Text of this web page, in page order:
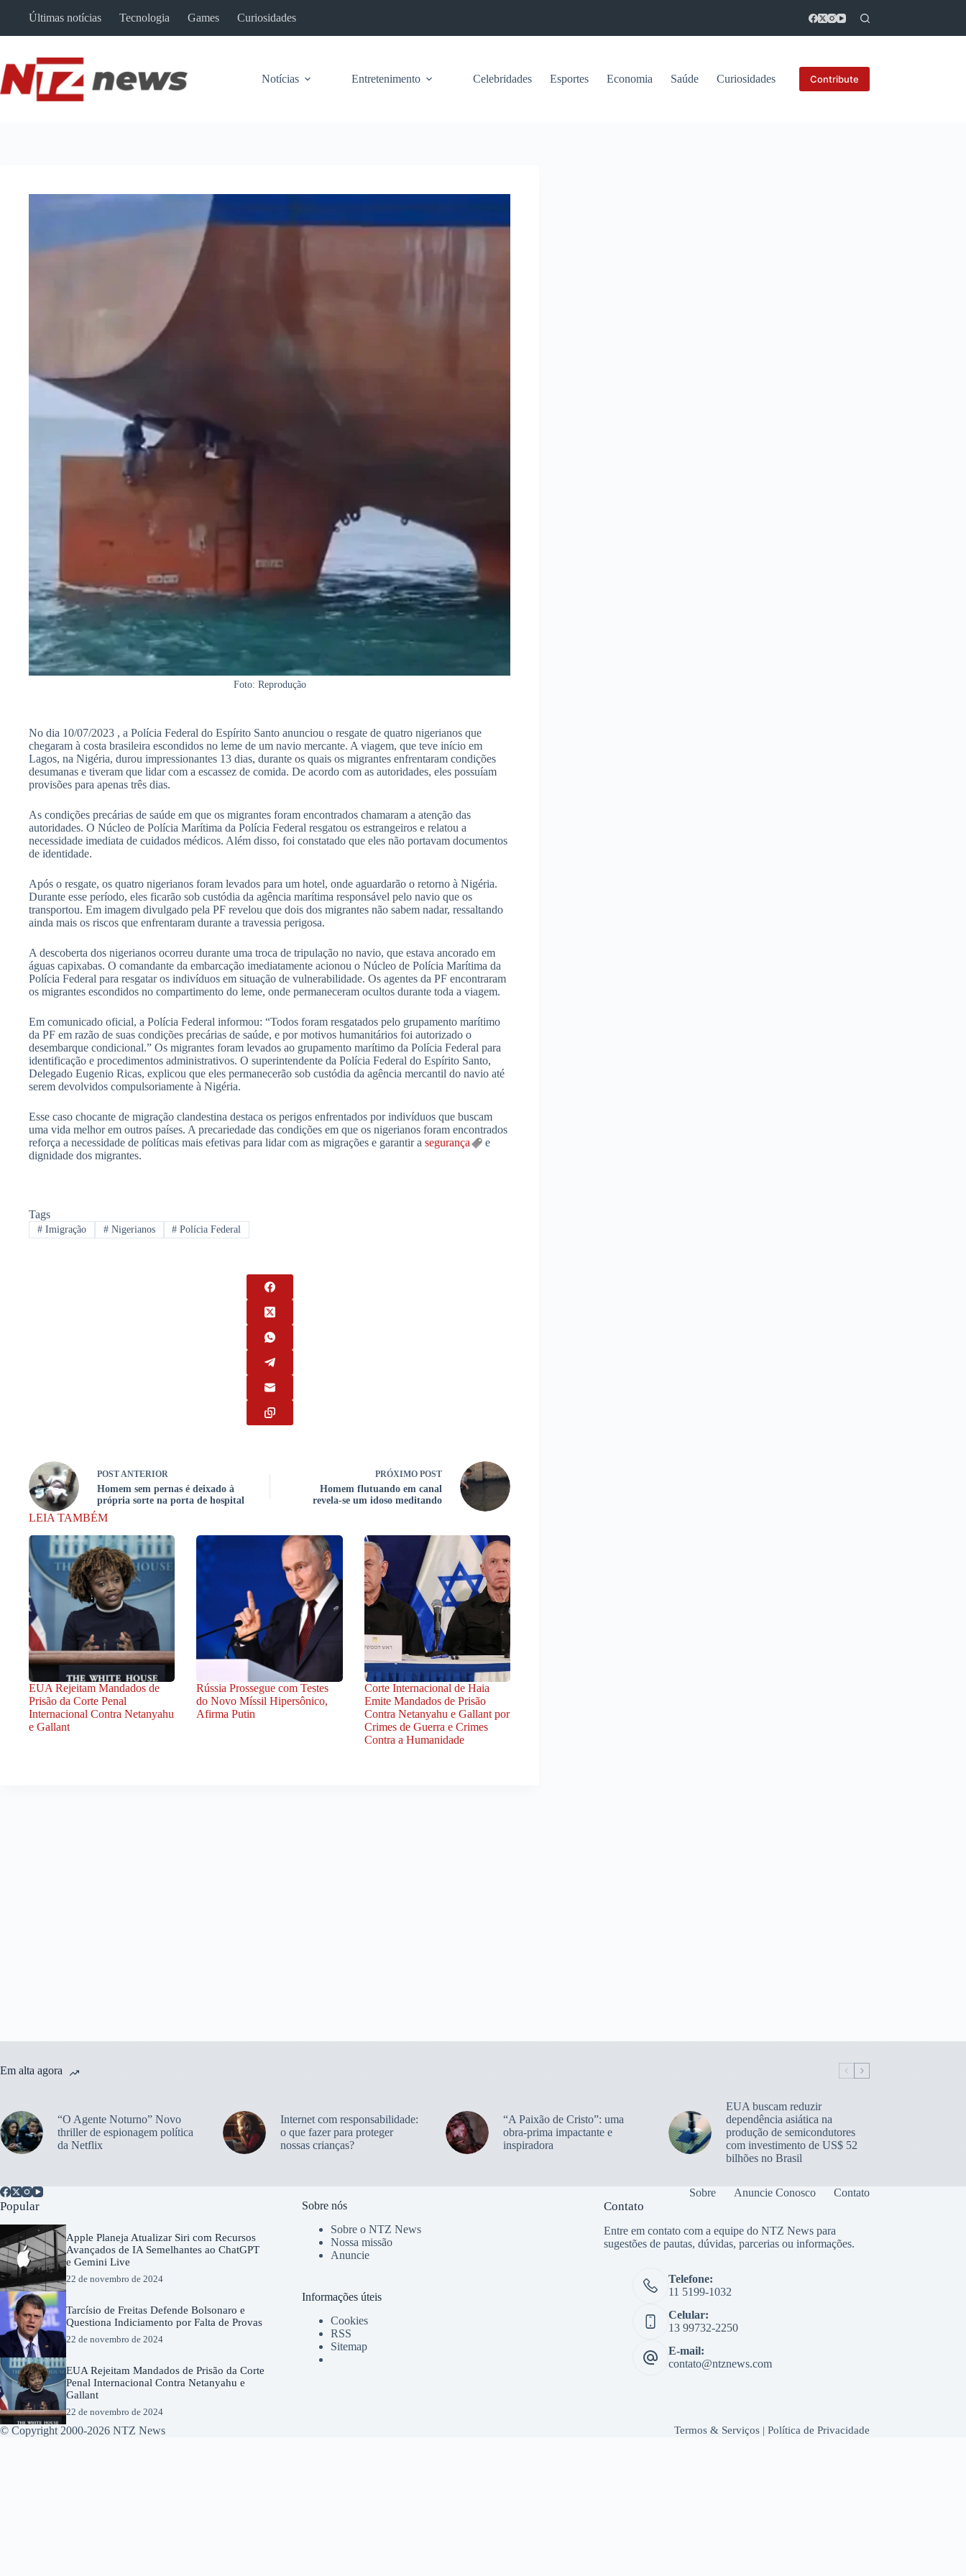
Últimas notícias Tecnologia Games Curiosidades
Notícias Entretenimento Celebridades Esportes Economia Saúde Curiosidades Contribute
Foto: Reprodução
No dia 10/07/2023 , a Polícia Federal do Espírito Santo anunciou o resgate de quatro nigerianos que
chegaram à costa brasileira escondidos no leme de um navio mercante. A viagem, que teve início em
Lagos, na Nigéria, durou impressionantes 13 dias, durante os quais os migrantes enfrentaram condições
desumanas e tiveram que lidar com a escassez de comida. De acordo com as autoridades, eles possuíam
provisões para apenas três dias.
As condições precárias de saúde em que os migrantes foram encontrados chamaram a atenção das
autoridades. O Núcleo de Polícia Marítima da Polícia Federal resgatou os estrangeiros e relatou a
necessidade imediata de cuidados médicos. Além disso, foi constatado que eles não portavam documentos
de identidade.
Após o resgate, os quatro nigerianos foram levados para um hotel, onde aguardarão o retorno à Nigéria.
Durante esse período, eles ficarão sob custódia da agência marítima responsável pelo navio que os
transportou. Em imagem divulgado pela PF revelou que dois dos migrantes não sabem nadar, ressaltando
ainda mais os riscos que enfrentaram durante a travessia perigosa.
A descoberta dos nigerianos ocorreu durante uma troca de tripulação no navio, que estava ancorado em
águas capixabas. O comandante da embarcação imediatamente acionou o Núcleo de Polícia Marítima da
Polícia Federal para resgatar os indivíduos em situação de vulnerabilidade. Os agentes da PF encontraram
os migrantes escondidos no compartimento do leme, onde permaneceram ocultos durante toda a viagem.
Em comunicado oficial, a Polícia Federal informou: “Todos foram resgatados pelo grupamento marítimo
da PF em razão de suas condições precárias de saúde, e por motivos humanitários foi autorizado o
desembarque condicional.” Os migrantes foram levados ao grupamento marítimo da Polícia Federal para
identificação e procedimentos administrativos. O superintendente da Polícia Federal do Espírito Santo,
Delegado Eugenio Ricas, explicou que eles permanecerão sob custódia da agência mercantil do navio até
serem devolvidos compulsoriamente à Nigéria.
Esse caso chocante de migração clandestina destaca os perigos enfrentados por indivíduos que buscam
uma vida melhor em outros países. A precariedade das condições em que os nigerianos foram encontrados
reforça a necessidade de políticas mais efetivas para lidar com as migrações e garantir a segurança
e
dignidade dos migrantes.
Tags
#Imigração #Nigerianos # Polícia Federal
POSTANTERIOR
Homem sem pernas é deixado à
própria sorte na porta de hospital
PRÓXIMO POST
Homem flutuando em canal
revela-se um idoso meditando
LEIA TAMBÉM
EUA Rejeitam Mandados de
Prisão da Corte Penal
Internacional Contra Netanyahu
e Gallant
Rússia Prossegue com Testes
do Novo Míssil Hipersônico,
Afirma Putin
Corte Internacional de Haia
Emite Mandados de Prisão
Contra Netanyahu e Gallant por
Crimes de Guerra e Crimes
Contra a Humanidade
Em alta agora
“O Agente Noturno” Novo
thriller de espionagem política
da Netflix
Internet com responsabilidade:
o que fazer para proteger
nossas crianças?
“A Paixão de Cristo”: uma
obra-prima impactante e
inspiradora
EUA buscam reduzir
dependência asiática na
produção de semicondutores
com investimento de US$ 52
bilhões no Brasil
Sobre Anuncie Conosco Contato
Popular
Apple Planeja Atualizar Siri com Recursos
Avançados de IA Semelhantes ao ChatGPT
e Gemini Live
22 de novembro de 2024
Tarcísio de Freitas Defende Bolsonaro e
Questiona Indiciamento por Falta de Provas
22 de novembro de 2024
EUA Rejeitam Mandados de Prisão da Corte
Penal Internacional Contra Netanyahu e
Gallant
22 de novembro de 2024
Sobre nós
Sobre o NTZ News
Nossa missão
Anuncie
Informações úteis
Cookies
RSS
Sitemap
Contato
Entre em contato com a equipe do NTZ News para
sugestões de pautas, dúvidas, parcerias ou informações.
Telefone:
11 5199-1032
Celular:
13 99732-2250
E-mail:
contato@ntznews.com
© Copyright 2000-2026 NTZ News Termos & Serviços| Política de Privacidade